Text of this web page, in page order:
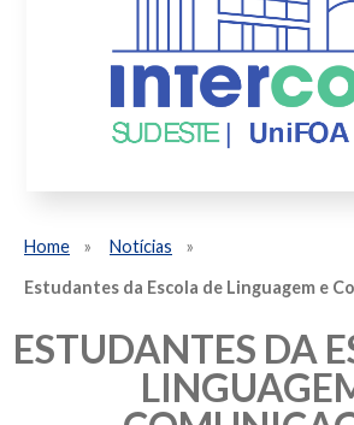
Home
Notícias
Estudantes da Escola de Linguagem e
ESTUDANTES DA